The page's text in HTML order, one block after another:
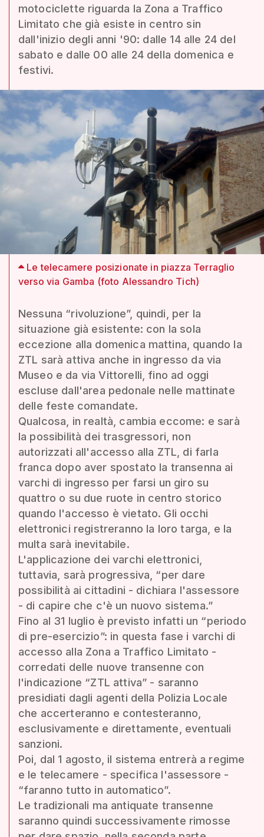
motociclette riguarda la Zona a Traffico
Limitato che già esiste in centro sin
dall'inizio degli anni '90: dalle 14 alle 24 del
sabato e dalle 00 alle 24 della domenica e
festivi.
Le telecamere posizionate in piazza Terraglio
verso via Gamba (foto Alessandro Tich)
Nessuna “rivoluzione”, quindi, per la
situazione già esistente: con la sola
eccezione alla domenica mattina, quando la
ZTL sarà attiva anche in ingresso da via
Museo e da via Vittorelli, fino ad oggi
escluse dall'area pedonale nelle mattinate
delle feste comandate.
Qualcosa, in realtà, cambia eccome: e sarà
la possibilità dei trasgressori, non
autorizzati all'accesso alla ZTL, di farla
franca dopo aver spostato la transenna ai
varchi di ingresso per farsi un giro su
quattro o su due ruote in centro storico
quando l'accesso è vietato. Gli occhi
elettronici registreranno la loro targa, e la
multa sarà inevitabile.
L'applicazione dei varchi elettronici,
tuttavia, sarà progressiva, “per dare
possibilità ai cittadini - dichiara l'assessore
- di capire che c'è un nuovo sistema.”
Fino al 31 luglio è previsto infatti un “periodo
di pre-esercizio”: in questa fase i varchi di
accesso alla Zona a Traffico Limitato -
corredati delle nuove transenne con
l'indicazione “ZTL attiva” - saranno
presidiati dagli agenti della Polizia Locale
che accerteranno e contesteranno,
esclusivamente e direttamente, eventuali
sanzioni.
Poi, dal 1 agosto, il sistema entrerà a regime
e le telecamere - specifica l'assessore -
“faranno tutto in automatico”.
Le tradizionali ma antiquate transenne
saranno quindi successivamente rimosse